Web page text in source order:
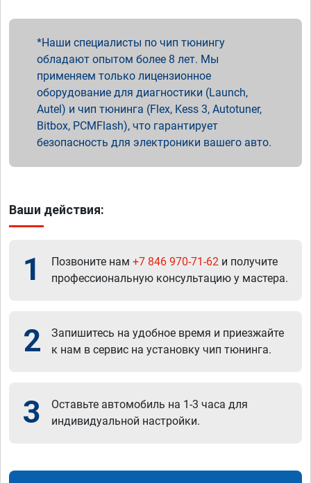
Наши специалисты по чип тюнингу
обладают опытом более 8 лет. Мы
применяем только лицензионное
оборудование для диагностики (Launch,
Autel) и чип тюнинга (Flex, Kess 3, Autotuner,
Bitbox, PCMFlash), что гарантирует
безопасность для электроники вашего авто.
Ваши действия:
1 Позвоните нам +7 846 970-71-62 и получите
профессиональную консультацию у мастера.
2
Запишитесь на удобное время и приезжайте
к нам в сервис на установку чип тюнинга.
3
Оставьте автомобиль на 1-3 часа для
индивидуальной настройки.